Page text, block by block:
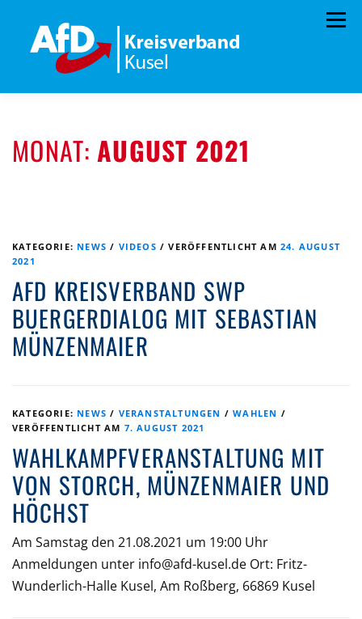
springen
Menü
PROGRAMM KONTAKT
MONAT: AUGUST 2021
KATEGORIE: NEWS / VIDEOS /VERÖFFENTLICHT AM24. AUGUST
2021
AFD KREISVERBAND SWP
BUERGERDIALOG MIT SEBASTIAN
MÜNZENMAIER
KATEGORIE: NEWS / VERANSTALTUNGEN /WAHLEN /
VERÖFFENTLICHT AM 7. AUGUST 2021
WAHLKAMPFVERANSTALTUNG MIT
VON STORCH, MÜNZENMAIER UND
HÖCHST
Am Samstag den 21.08.2021 um 19:00 Uhr
Anmeldungen unter info@afd-kusel.de Ort: Fritz-
Wunderlich-Halle Kusel, Am Roßberg, 66869 Kusel